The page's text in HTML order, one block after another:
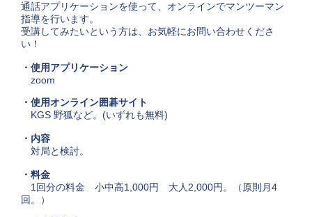
通話アプリケーションを使って、オンラインでマンツーマン
指導を行います。
受講してみたいという方は、お気軽にお問い合わせくださ
い！
・使用アプリケーション
zoom
・使用オンライン囲碁サイト
KGS 野狐など。(いずれも無料)
・内容
対局と検討。
・料金
1回分の料金 小中高1,000円 大人2,000円。（原則月4
回。）